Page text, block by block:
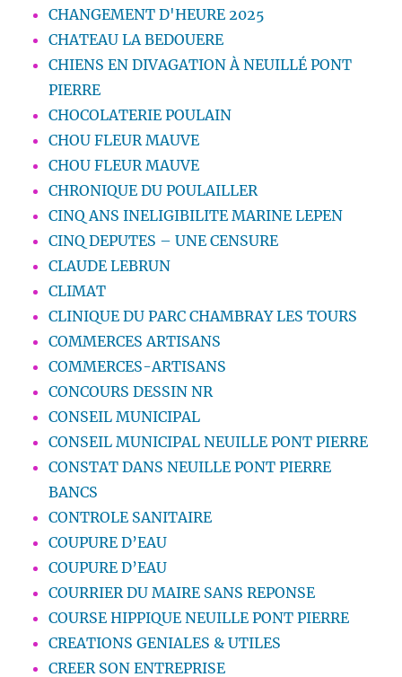
CHANGEMENT D'HEURE 2025
CHATEAU LA BEDOUERE
CHIENS EN DIVAGATION À NEUILLÉ PONT
PIERRE
CHOCOLATERIE POULAIN
CHOU FLEUR MAUVE
CHOU FLEUR MAUVE
CHRONIQUE DU POULAILLER
CINQ ANS INELIGIBILITE MARINE LEPEN
CINQ DEPUTES – UNE CENSURE
CLAUDE LEBRUN
CLIMAT
CLINIQUE DU PARC CHAMBRAY LES TOURS
COMMERCES ARTISANS
COMMERCES-ARTISANS
CONCOURS DESSIN NR
CONSEIL MUNICIPAL
CONSEIL MUNICIPAL NEUILLE PONT PIERRE
CONSTAT DANS NEUILLE PONT PIERRE
BANCS
CONTROLE SANITAIRE
COUPURE D’EAU
COUPURE D’EAU
COURRIER DU MAIRE SANS REPONSE
COURSE HIPPIQUE NEUILLE PONT PIERRE
CREATIONS GENIALES & UTILES
CREER SON ENTREPRISE